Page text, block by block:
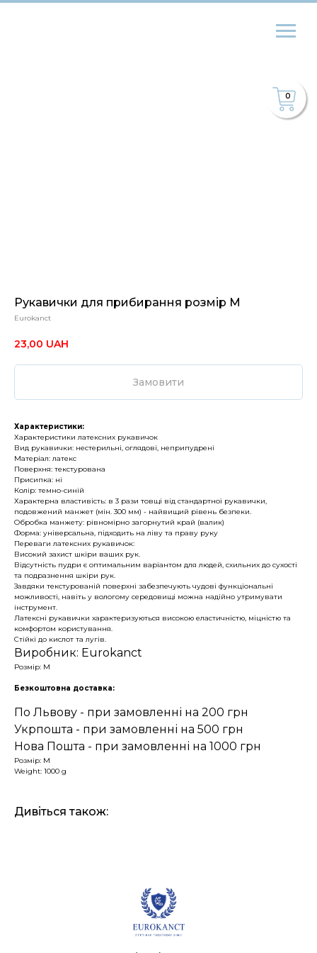
0
Рукавички для прибирання розмір M
Eurokanct
23,00 UAH
Замовити
Характеристики:
Характеристики латексних рукавичок
Вид рукавички: нестерильні, оглядові, неприпудрені
Матеріал: латекс
Поверхня: текстурована
Присипка: ні
Колір: темно-синій
Характерна властивість: в 3 рази товщі від стандартної рукавички,
подовжений манжет (мін. 300 мм) - найвищий рівень безпеки.
Обробка манжету: рівномірно загорнутий край (валик)
Форма: універсальна, підходить на ліву та праву руку
Переваги латексних рукавичок:
Високий захист шкіри ваших рук.
Відсутність пудри є оптимальним варіантом для людей, схильних до сухості
та подразнення шкіри рук.
Завдяки текстурованій поверхні забезпечують чудові функціональні
можливості, навіть у вологому середовищі можна надійно утримувати
інструмент.
Латексні рукавички характеризуються високою еластичністю, міцністю та
комфортом користування.
Стійкі до кислот та лугів.
Виробник: Eurokanct
Розмір: М
Безкоштовна доставка:
По Львову - при замовленні на 200 грн
Укрпошта - при замовленні на 500 грн
Нова Пошта - при замовленні на 1000 грн
Розмір: M
Weight: 1000 g
Дивіться також: